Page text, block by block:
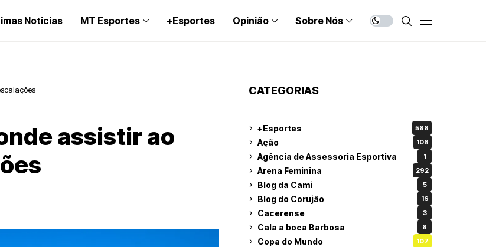
Noticias MT Esportes +Esportes Opinião Sobre Nós
assistir ao
CATEGORIAS
+Esportes 588
Ação 106
Agência de Assessoria Esportiva 1
Arena Feminina 292
Blog da Cami 5
Blog do Corujão 16
Cacerense 3
Cala a boca Barbosa 8
Copa do Mundo 107